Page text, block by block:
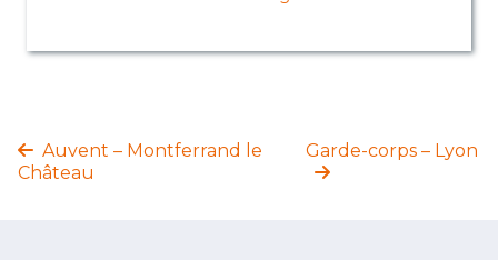
Auvent – Montferrand le
Château
Garde-corps – Lyon